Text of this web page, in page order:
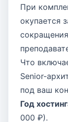
При
окупается
Что
Senior-
под ваш
Год
000 ₽).